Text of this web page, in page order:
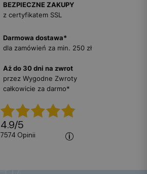
BEZPIECZNE ZAKUPY
z certyfikatem SSL
Darmowa dostawa*
dla zamówień za min. 250 zł
Aż do 30 dni na zwrot
przez Wygodne Zwroty
całkowicie za darmo*
4.9/5
7574 opinii